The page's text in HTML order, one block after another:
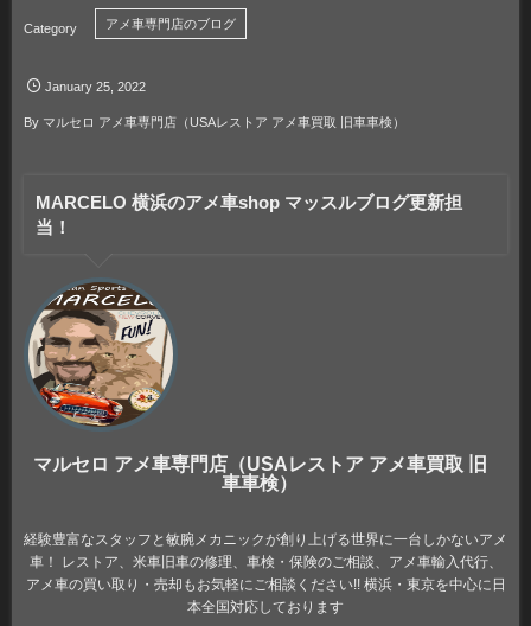
アメ車専門店のブログ
January 25 ,2022
By マルセロ アメ車専門店（USAレストア アメ車買取 旧車車検）
MARCELO 横浜のアメ車shop マッスルブログ更新担
当！
マルセロ アメ車専門店（USAレストア アメ車買取 旧
車車検）
経験豊富なスタッフと敏腕メカニックが創り上げる世界に一台しかないアメ
車！ レストア、米車旧車の修理、車検・保険のご相談、アメ車輸入代行、
アメ車の買い取り・売却もお気軽にご相談ください!! 横浜・東京を中心に日
本全国対応しております